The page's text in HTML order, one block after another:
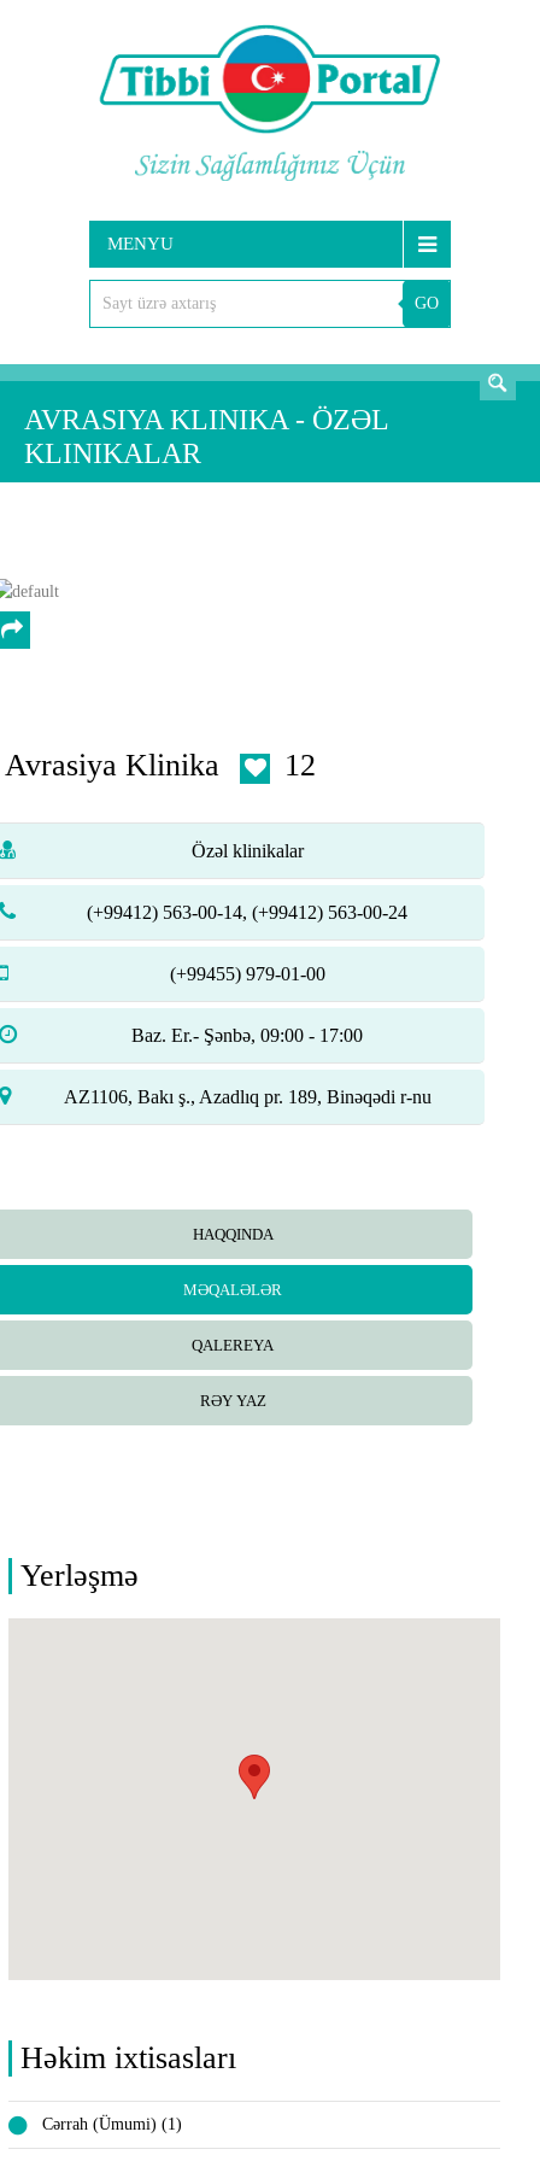
MENYU
GO
AXTARIŞ
AVRASIYA KLINIKA - ÖZƏL
KLINIKALAR
Avrasiya Klinika 12
Özəl klinikalar
(+99412) 563-00-14, (+99412) 563-00-24
(+99455) 979-01-00
Baz. Er.- Şənbə, 09:00 - 17:00
AZ1106, Bakı ş., Azadlıq pr. 189, Binəqədi r-nu
HAQQINDA
MƏQALƏLƏR
QALEREYA
RƏY YAZ
Yerləşmə
Həkim ixtisasları
Cərrah (Ümumi) (1)